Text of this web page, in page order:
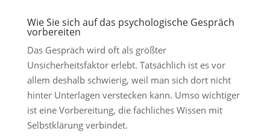
Wie Sie sich auf das psychologische Gespräch
vorbereiten
Das Gespräch wird oft als größter
Unsicherheitsfaktor erlebt. Tatsächlich ist es vor
allem deshalb schwierig, weil man sich dort nicht
hinter Unterlagen verstecken kann. Umso wichtiger
ist eine Vorbereitung, die fachliches Wissen mit
Selbstklärung verbindet.